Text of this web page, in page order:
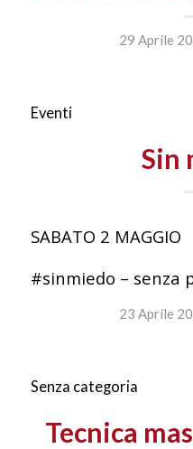
29 Aprile
Eventi
Sin
SABATO 2 MAGGIO
#sinmiedo – senza
23 Aprile
Senza categoria
Tecnica